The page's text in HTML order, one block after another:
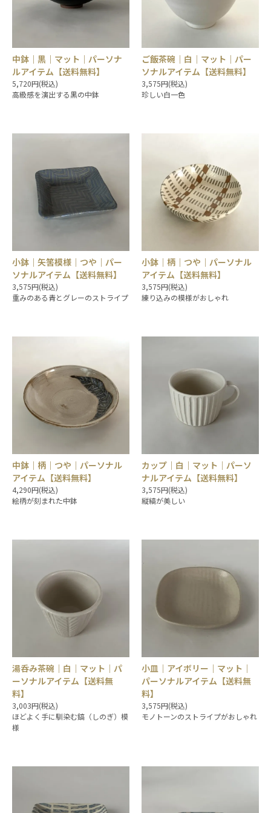
中鉢｜黒｜マット｜パーソナ
ルアイテム【送料無料】
5,720円(税込)
高級感を演出する黒の中鉢
ご飯茶碗｜白｜マット｜パー
ソナルアイテム【送料無料】
3,575円(税込)
珍しい白一色
小鉢｜矢筈模様｜つや｜パー
ソナルアイテム【送料無料】
3,575円(税込)
重みのある青とグレーのストライプ
小鉢｜柄｜つや｜パーソナル
アイテム【送料無料】
3,575円(税込)
練り込みの模様がおしゃれ
中鉢｜柄｜つや｜パーソナル
アイテム【送料無料】
4,290円(税込)
絵柄が刻まれた中鉢
カップ｜白｜マット｜パーソ
ナルアイテム【送料無料】
3,575円(税込)
縦縞が美しい
湯呑み茶碗｜白｜マット｜パ
ーソナルアイテム【送料無
料】
3,003円(税込)
ほどよく手に馴染む鎬（しのぎ）模
様
小皿｜アイボリー｜マット｜
パーソナルアイテム【送料無
料】
3,575円(税込)
モノトーンのストライプがおしゃれ